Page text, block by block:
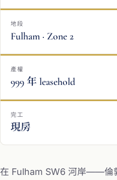
地段
Fulham · Zone 2
產權
999 年 leasehold
完工
現房
在 Fulham SW6 河岸——倫